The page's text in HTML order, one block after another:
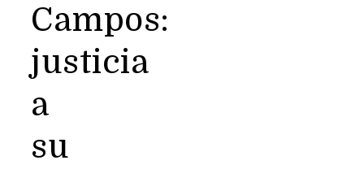
Campos:
justicia
a
su